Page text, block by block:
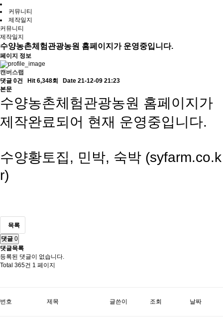
커뮤니티
제작일지
커뮤니티
제작일지
수양농촌체험관광농원 홈페이지가 운영중입니다.
페이지 정보
캔버스랩
댓글 0건
Hit 6,348회
Date 21-12-09 21:23
본문
수양농촌체험관광농원 홈페이지가
제작완료되어 현재 운영중입니다.
수양황토집, 민박, 숙박 (syfarm.co.k
r)
목록
댓글 0
댓글목록
등록된 댓글이 없습니다.
Total 365건 1 페이지
번호 제목 글쓴이 조회 날짜